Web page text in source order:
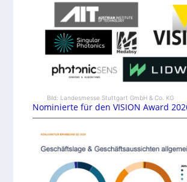
Bild: Landesmesse Stuttgart GmbH & Co. KG
Nominierte für den VISION Award